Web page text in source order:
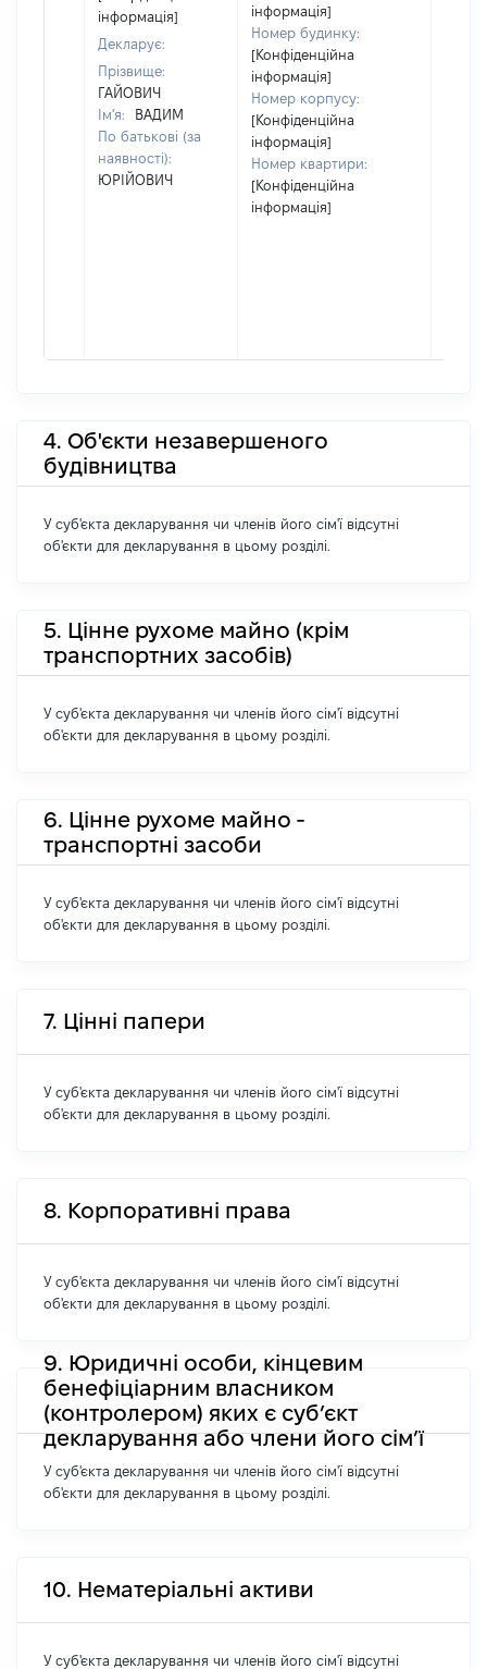
інформація]
Декларує:
Прізвище:
ГАЙОВИЧ
Ім'я:
ВАДИМ
По батькові (за
наявності):
ЮРІЙОВИЧ
інформація]
Номер будинку:
[Конфіденційна
інформація]
Номер корпусу:
[Конфіденційна
інформація]
Номер квартири:
[Конфіденційна
інформація]
4. Об'єкти незавершеного
будівництва
У суб'єкта декларування чи членів його сім'ї відсутні
об'єкти для декларування в цьому розділі.
5. Цінне рухоме майно (крім
транспортних засобів)
У суб'єкта декларування чи членів його сім'ї відсутні
об'єкти для декларування в цьому розділі.
6. Цінне рухоме майно -
транспортні засоби
У суб'єкта декларування чи членів його сім'ї відсутні
об'єкти для декларування в цьому розділі.
7. Цінні папери
У суб'єкта декларування чи членів його сім'ї відсутні
об'єкти для декларування в цьому розділі.
8. Корпоративні права
У суб'єкта декларування чи членів його сім'ї відсутні
об'єкти для декларування в цьому розділі.
9. Юридичні особи, кінцевим
бенефіціарним власником
(контролером) яких є суб’єкт
декларування або члени його сім’ї
У суб'єкта декларування чи членів його сім'ї відсутні
об'єкти для декларування в цьому розділі.
10. Нематеріальні активи
У суб'єкта декларування чи членів його сім'ї відсутні